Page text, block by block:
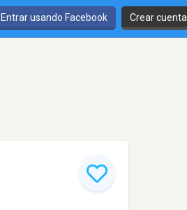
Entrar usando Facebook Crear cuenta